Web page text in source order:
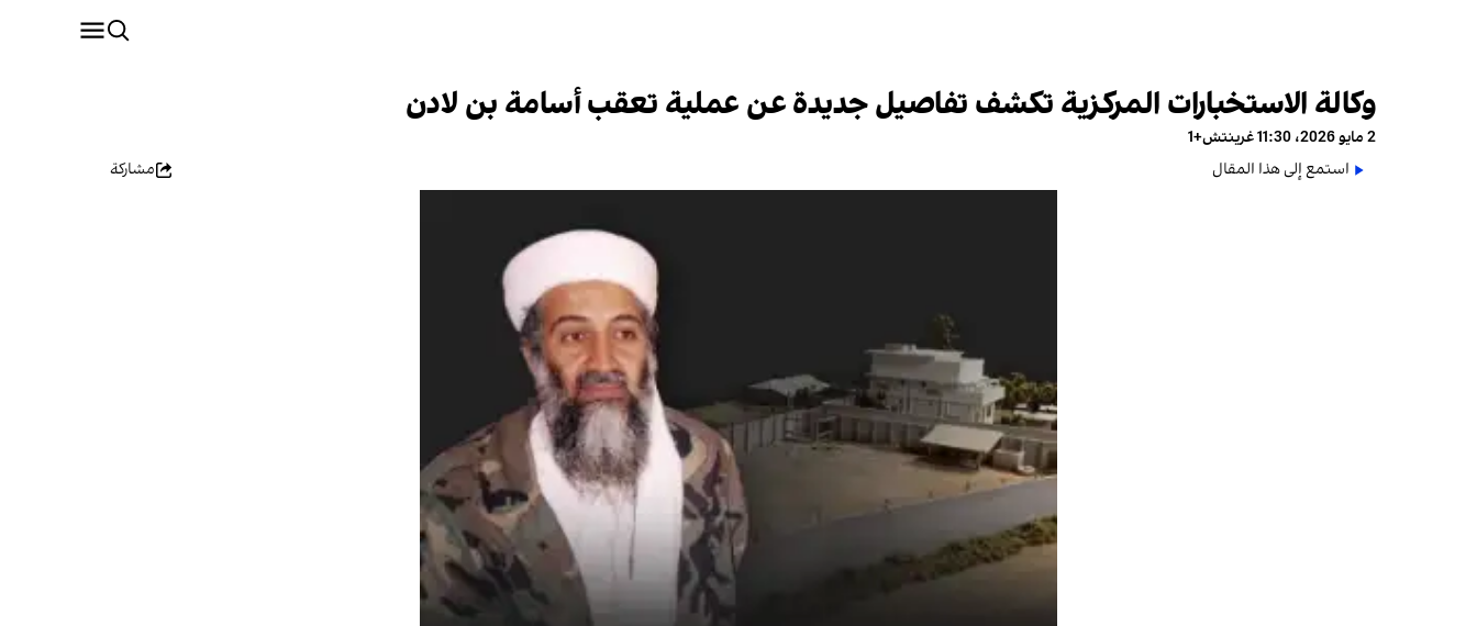
وكالة الاستخبارات المركزية تکشف تفاصيل جديدة عن عملية تعقب أسامة بن لادن
2 مايو 2026، 11:30 غرينتش+1
استمع إلى هذا المقال
مشاركة